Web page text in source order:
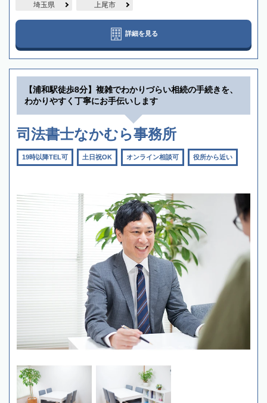
埼玉県 上尾市
詳細を見る
【浦和駅徒歩8分】複雑でわかりづらい相続の手続きを、
わかりやすく丁寧にお手伝いします
司法書士なかむら事務所
19時以降TEL可 土日祝OK オンライン相談可 役所から近い